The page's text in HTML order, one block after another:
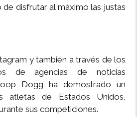
disfrutar al máximo las justas
y también a través de los
de agencias de noticias
Dogg ha demostrado un
atletas de Estados Unidos,
sus competiciones.